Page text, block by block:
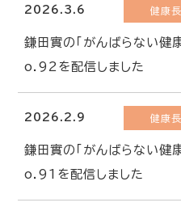
2026.3.6 健康
鎌田實の「がんばらない健
o.92を配信しました
2026.2.9 健康
鎌田實の「がんばらない健
o.91を配信しました